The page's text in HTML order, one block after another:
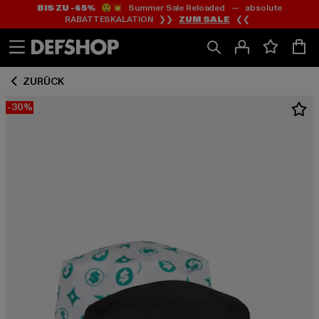
Zum
Inhalt
springen
Zum
Fußzeile
springen
BIS ZU -65%😲💥 Summer Sale Reloaded — absolute
RABATTESKALATION ❯❯ ZUM SALE ❮❮
ZURÜCK
-30%